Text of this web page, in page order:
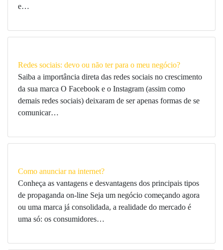
e…
Redes sociais: devo ou não ter para o meu negócio?
Saiba a importância direta das redes sociais no crescimento
da sua marca O Facebook e o Instagram (assim como
demais redes sociais) deixaram de ser apenas formas de se
comunicar…
Como anunciar na internet?
Conheça as vantagens e desvantagens dos principais tipos
de propaganda on-line Seja um negócio começando agora
ou uma marca já consolidada, a realidade do mercado é
uma só: os consumidores…